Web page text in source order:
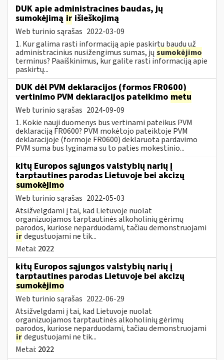
DUK apie administracines baudas, jų
sumokėjimą ir išieškojimą
Web turinio sąrašas 2022-03-09
1. Kur galima rasti informaciją apie paskirtų baudų už
administracinius nusižengimus sumas, jų sumokėjimo
terminus? Paaiškinimus, kur galite rasti informaciją apie
paskirtų...
DUK dėl PVM deklaracijos (formos FR0600)
vertinimo PVM deklaracijos pateikimo metu
Web turinio sąrašas 2024-09-09
1. Kokie nauji duomenys bus vertinami pateikus PVM
deklaraciją FR0600? PVM mokėtojo pateiktoje PVM
deklaracijoje (formoje FR0600) deklaruota pardavimo
PVM suma bus lyginama su to paties mokestinio...
kitų Europos sąjungos valstybių narių į
tarptautines parodas Lietuvoje bei akcizų
sumokėjimo
Web turinio sąrašas 2022-05-03
Atsižvelgdami į tai, kad Lietuvoje nuolat
organizuojamos tarptautinės alkoholinių gėrimų
parodos, kuriose neparduodami, tačiau demonstruojami
irdegustuojami ne tik...
Metai: 2022
kitų Europos sąjungos valstybių narių į
tarptautines parodas Lietuvoje bei akcizų
sumokėjimo
Web turinio sąrašas 2022-06-29
Atsižvelgdami į tai, kad Lietuvoje nuolat
organizuojamos tarptautinės alkoholinių gėrimų
parodos, kuriose neparduodami, tačiau demonstruojami
irdegustuojami ne tik...
Metai: 2022